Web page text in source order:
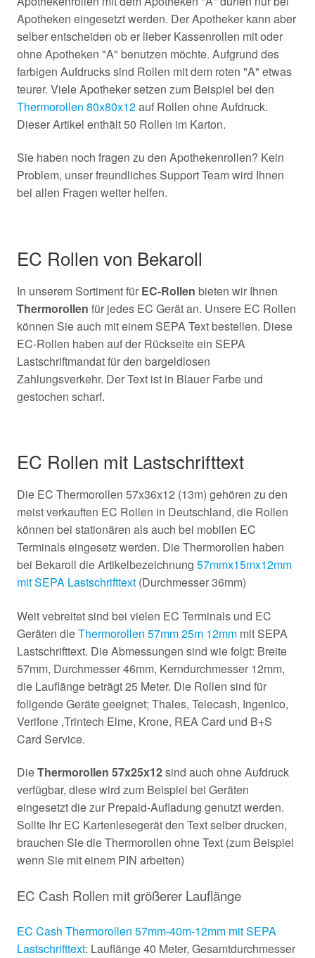
Apotheken eingesetzt werden. Der Apotheker kann aber
selber entscheiden ob er lieber Kassenrollen mit oder
ohne Apotheken "A" benutzen möchte. Aufgrund des
farbigen Aufdrucks sind Rollen mit dem roten "A" etwas
teurer. Viele Apotheker setzen zum Beispiel bei den
Thermorollen 80x80x12auf Rollen ohne Aufdruck.
Dieser Artikel enthält 50 Rollen im Karton.
Sie haben noch fragen zu den Apothekenrollen? Kein
Problem, unser freundliches Support Team wird Ihnen
bei allen Fragen weiter helfen.
EC Rollen von Bekaroll
In unserem Sortiment für EC-Rollen bieten wir Ihnen
Thermorollen für jedes EC Gerät an. Unsere EC Rollen
können Sie auch mit einem SEPA Text bestellen. Diese
EC-Rollen haben auf der Rückseite ein SEPA
Lastschriftmandat für den bargeldlosen
Zahlungsverkehr. Der Text ist in Blauer Farbe und
gestochen scharf.
EC Rollen mit Lastschrifttext
Die EC Thermorollen 57x36x12 (13m) gehören zu den
meist verkauften EC Rollen in Deutschland, die Rollen
können bei stationären als auch bei mobilen EC
Terminals eingesetz werden. Die Thermorollen haben
bei Bekaroll die Artikelbezeichnung 57mmx15mx12mm
mit SEPA Lastschrifttext (Durchmesser 36mm)
Weit vebreitet sind bei vielen EC Terminals und EC
Geräten dieThermorollen 57mm 25m 12mm mit SEPA
Lastschrifttext. Die Abmessungen sind wie folgt: Breite
57mm, Durchmesser 46mm, Kerndurchmesser 12mm,
die Lauflänge beträgt 25 Meter. Die Rollen sind für
follgende Geräte geeignet; Thales, Telecash, Ingenico,
Verifone ,Trintech Elme, Krone, REA Card und B+S
Card Service.
DieThermorollen 57x25x12sind auch ohne Aufdruck
verfügbar, diese wird zum Beispiel bei Geräten
eingesetzt die zur Prepaid-Aufladung genutzt werden.
Sollte Ihr EC Kartenlesegerät den Text selber drucken,
brauchen Sie die Thermorollen ohne Text (zum Beispiel
wenn Sie mit einem PIN arbeiten)
EC Cash Rollen mit größerer Lauflänge
EC Cash Thermorollen 57mm-40m-12mm mit SEPA
Lastschrifttext: Lauflänge 40 Meter, Gesamtdurchmesser